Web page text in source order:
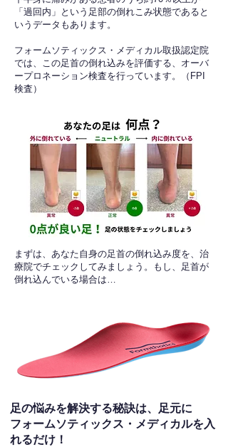
「過回内」という足部の倒れこみ状態であると
いうデータもあります。
フォームソティックス・メディカル取扱認定院
では、この足首の倒れ込みを評価する、オーバ
ープロネーション検査を行っています。（FPI
検査）​
​まずは、あなた自身の足首の倒れ込み度を、治
療院でチェックしてみましょう。もし、足首が
倒れ込んでいる場合は…
足の悩みを解決する秘訣は、足元に
フォームソティックス・メディカルを入
れるだけ！